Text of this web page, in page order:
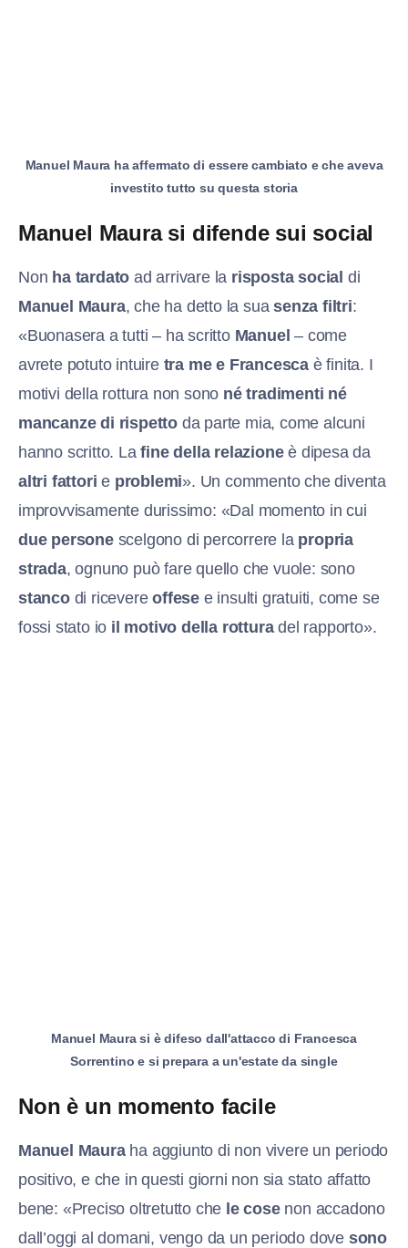
Manuel Maura ha affermato di essere cambiato e che aveva
investito tutto su questa storia
Manuel Maura si difende sui social
Non ha tardato ad arrivare la risposta social di
Manuel Maura, che ha detto la suasenza filtri:
«Buonasera a tutti – ha scritto Manuel– come
avrete potuto intuire tra me e Francesca è finita. I
motivi della rottura non sono né tradimenti né
mancanze di rispetto da parte mia, come alcuni
hanno scritto. Lafine della relazioneè dipesa da
altri fattori e problemi». Un commento che diventa
improvvisamente durissimo: «Dal momento in cui
due personescelgono di percorrere la propria
strada, ognuno può fare quello che vuole: sono
stancodi ricevereoffese e insulti gratuiti, come se
fossi stato io il motivo della rotturadel rapporto».
Manuel Maura si è difeso dall'attacco di Francesca
Sorrentino e si prepara a un'estate da single
Non è un momento facile
Manuel Mauraha aggiunto di non vivere un periodo
positivo, e che in questi giorni non sia stato affatto
bene: «Preciso oltretutto che le cosenon accadono
dall’oggi al domani, vengo da un periodo dove sono